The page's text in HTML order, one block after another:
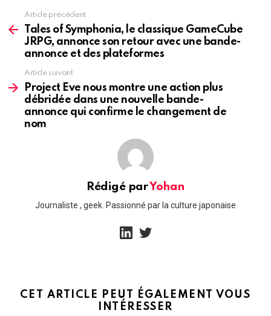
more
Article précédent
Tales of Symphonia, le classique GameCube
JRPG, annonce son retour avec une bande-
annonce et des plateformes
Article suivant
Project Eve nous montre une action plus
débridée dans une nouvelle bande-
annonce qui confirme le changement de
nom
Rédigé parYohan
Journaliste , geek. Passionné par la culture japonaise
linkedin
CET ARTICLE PEUT ÉGALEMENT VOUS
INTÉRESSER